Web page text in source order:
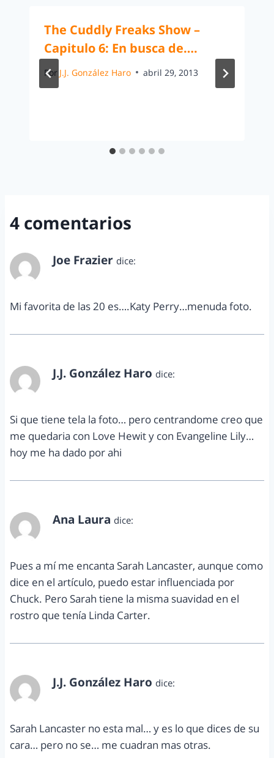
The Cuddly Freaks Show –
Capitulo 6: En busca de….
Por J.J. González Haro abril 29, 2013
4 comentarios
Joe Frazier dice:
Mi favorita de las 20 es….Katy Perry…menuda foto.
J.J. González Haro dice:
Si que tiene tela la foto… pero centrandome creo que
me quedaria con Love Hewit y con Evangeline Lily…
hoy me ha dado por ahi
Ana Laura dice:
Pues a mí me encanta Sarah Lancaster, aunque como
dice en el artículo, puedo estar influenciada por
Chuck. Pero Sarah tiene la misma suavidad en el
rostro que tenía Linda Carter.
J.J. González Haro dice:
Sarah Lancaster no esta mal… y es lo que dices de su
cara… pero no se… me cuadran mas otras.